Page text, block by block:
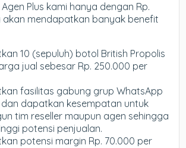
Plus kami hanya dengan Rp.
akan mendapatkan banyak benefit
10 (sepuluh) botol British Propolis
jual sebesar Rp. 250.000 per
fasilitas gabung grup WhatsApp
dan dapatkan kesempatan untuk
tim reseller maupun agen sehingga
potensi penjualan.
potensi margin Rp. 70.000 per